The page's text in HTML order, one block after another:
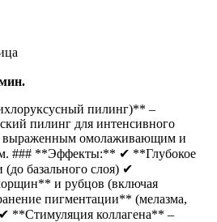
пилинг)** –
пилинг для интенсивного
выраженным омолаживающим и
### **Эффекты:** ✔ **Глубокое
базального слоя) ✔
и рубцов (включая
пигментации** (мелазма,
**Стимуляция коллагена** –